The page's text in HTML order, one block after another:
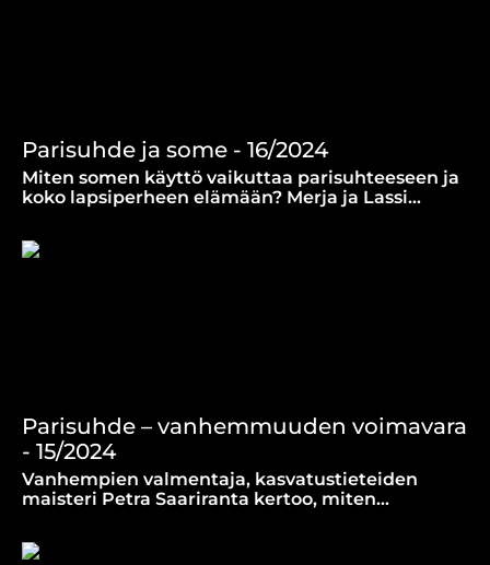
Parisuhde ja some - 16/2024
Miten somen käyttö vaikuttaa parisuhteeseen ja
koko lapsiperheen elämään? Merja ja Lassi
somesääntöjä.
Parisuhde – vanhemmuuden voimavara
- 15/2024
Vanhempien valmentaja, kasvatustieteiden
maisteri Petra Saariranta kertoo, miten
vanhemmuudessa.